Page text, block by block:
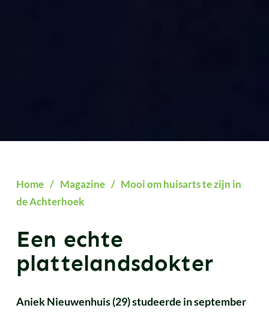
Home / Magazine / Mooi om huisarts te zijn in
de Achterhoek
Een echte
plattelandsdokter
Aniek Nieuwenhuis (29) studeerde in september